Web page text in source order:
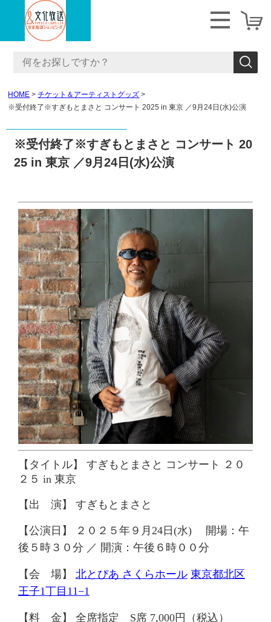
HOME
チケット＆アーティストグッズ
※受付終了※すぎもとまさと コンサート 2025 in 東京 ／9月24日(水)公演
※受付終了※すぎもとまさと コンサート 20
25 in 東京 ／9月24日(水)公演
【タイトル】 すぎもとまさと コンサート ２０
２５ in 東京
【出 演】 すぎもとまさと
【公演日】 ２０２５ 年９月24日 (水)
開場：午
後 ５ 時３０分 ／ 開演：午後６時 ００ 分
【会 場】 北とぴあ さくらホール 東京都北区
王子1丁目11−1
【料 金】 全席指定 S席 7,000円（税込）